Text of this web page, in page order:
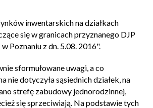
inwentarskich na działkach
się w granicach przyznanego DJP
Poznaniu z dn. 5.08. 2016".
sformułowane uwagi, a co
nie dotyczyła sąsiednich działek, na
strefę zabudowy jednorodzinnej,
się sprzeciwiają. Na podstawie tych